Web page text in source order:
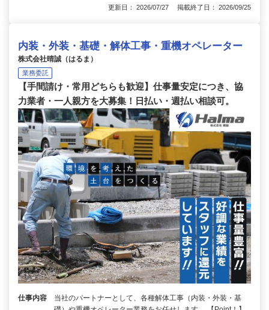
更新日： 2026/07/27 掲載終了日： 2026/09/25
内装・外装・基礎・解体工事・重機オペレーター
株式会社晴誠（はるま）
業務委託
【手間請け・常用どちらも歓迎】仕事量安定につき、協
力業者・一人親方を大募集！日払い・週払い相談可。
仕事内容
当社のパートナーとして、各種解体工事（内装・外装・基